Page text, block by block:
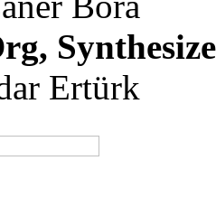
Ertürk